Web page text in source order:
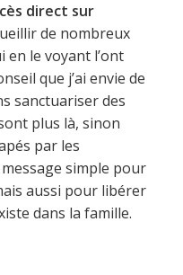
direct sur
de nombreux
en le voyant l’ont
que j’ai envie de
sanctuariser des
plus là, sinon
par les
simple pour
aussi pour libérer
dans la famille.